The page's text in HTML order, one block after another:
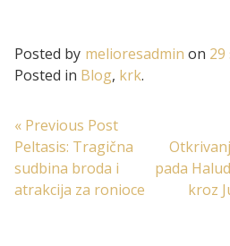
Posted by melioresadmin on
Posted in Blog, krk.
Navigacija
objava
« Previous PostPrevious
post:
Peltasis: Tragična
sudbina broda i
atrakcija za ronioce
pada
kroz